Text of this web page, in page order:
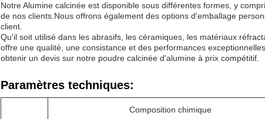
Notre Alumine calcinée est disponible sous différentes formes, y
de nos clients.Nous offrons également des options d'emballage
client.
Qu'il soit utilisé dans les abrasifs, les céramiques, les matériaux
offre une qualité, une consistance et des performances
obtenir un devis sur notre poudre calcinée d'alumine à prix compétitif.
Paramètres techniques:
Composition chimique